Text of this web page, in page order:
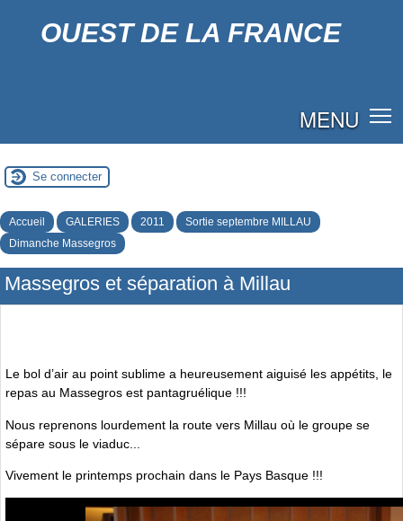
OUEST DE LA FRANCE
MENU
Se connecter
Accueil GALERIES 2011
Sortie septembre MILLAU
Dimanche Massegros
Massegros et séparation à Millau
Le bol d’air au point sublime a heureusement aiguisé les appétits, le
repas au Massegros est pantagruélique !!!
Nous reprenons lourdement la route vers Millau où le groupe se
sépare sous le viaduc...
Vivement le printemps prochain dans le Pays Basque !!!